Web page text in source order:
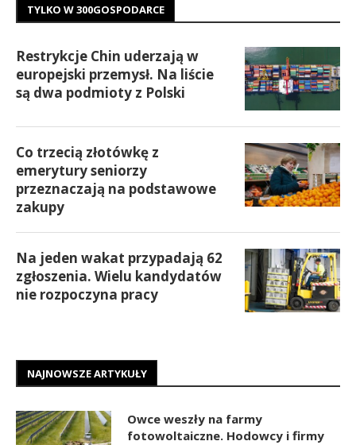
TYLKO W 300GOSPODARCE
Restrykcje Chin uderzają w
europejski przemysł. Na liście
są dwa podmioty z Polski
Co trzecią złotówkę z
emerytury seniorzy
przeznaczają na podstawowe
zakupy
Na jeden wakat przypadają 62
zgłoszenia. Wielu kandydatów
nie rozpoczyna pracy
NAJNOWSZE ARTYKUŁY
Owce weszły na farmy
fotowoltaiczne. Hodowcy i firmy